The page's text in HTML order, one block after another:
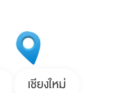
เชียงใหม่